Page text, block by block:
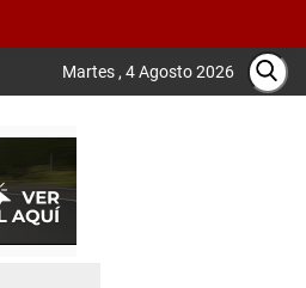
Martes , 4 Agosto 2026